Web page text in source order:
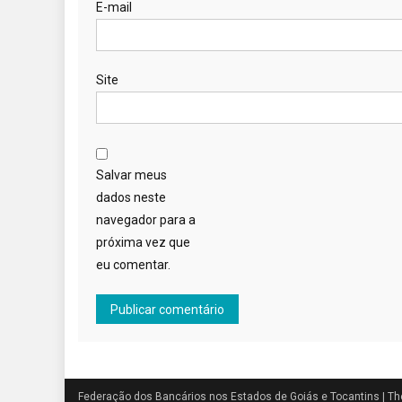
E-mail
Site
Salvar meus
dados neste
navegador para a
próxima vez que
eu comentar.
Federação dos Bancários nos Estados de Goiás e Tocantins |